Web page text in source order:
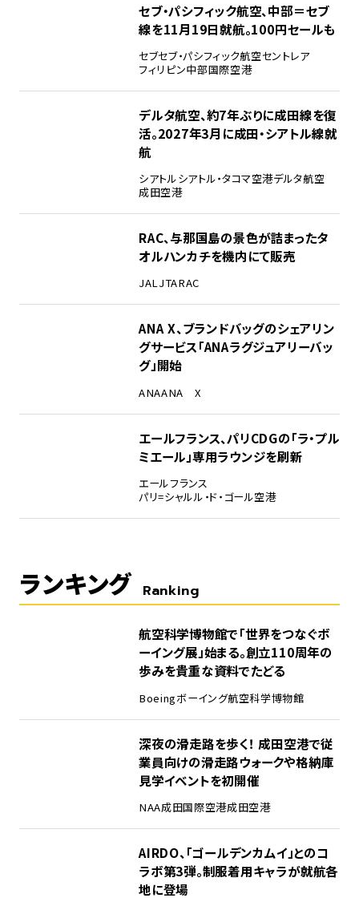
セブ・パシフィック航空、中部＝セブ
線を11月19日就航。100円セールも
セブセブ・パシフィック航空セントレア
フィリピン中部国際空港
デルタ航空、約7年ぶりに成田線を復
活。2027年3月に成田・シアトル線就
航
シアトルシアトル・タコマ空港デルタ航空
成田空港
RAC、与那国島の景色が詰まったタ
オルハンカチを機内にて販売
JALJTARAC
ANA X、ブランドバッグのシェアリン
グサービス「ANAラグジュアリーバッ
グ」開始
ANAANA X
エールフランス、パリCDGの「ラ・プル
ミエール」専用ラウンジを刷新
エールフランス
パリ=シャルル・ド・ゴール空港
ランキング Ranking
航空科学博物館で「世界をつなぐボ
ーイング展」始まる。創立110周年の
歩みを貴重な資料でたどる
Boeingボーイング航空科学博物館
深夜の滑走路を歩く！ 成田空港で従
業員向けの滑走路ウォークや格納庫
見学イベントを初開催
NAA成田国際空港成田空港
AIRDO、「ゴールデンカムイ」とのコ
ラボ第3弾。制服着用キャラが就航各
地に登場